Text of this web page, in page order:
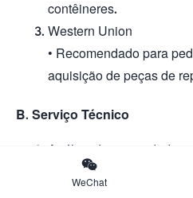
contêineres.
Western Union
• Recomendado para
aquisição de peças de
B. Serviço Técnico
Análise de capacidade e
modelos

WeChat